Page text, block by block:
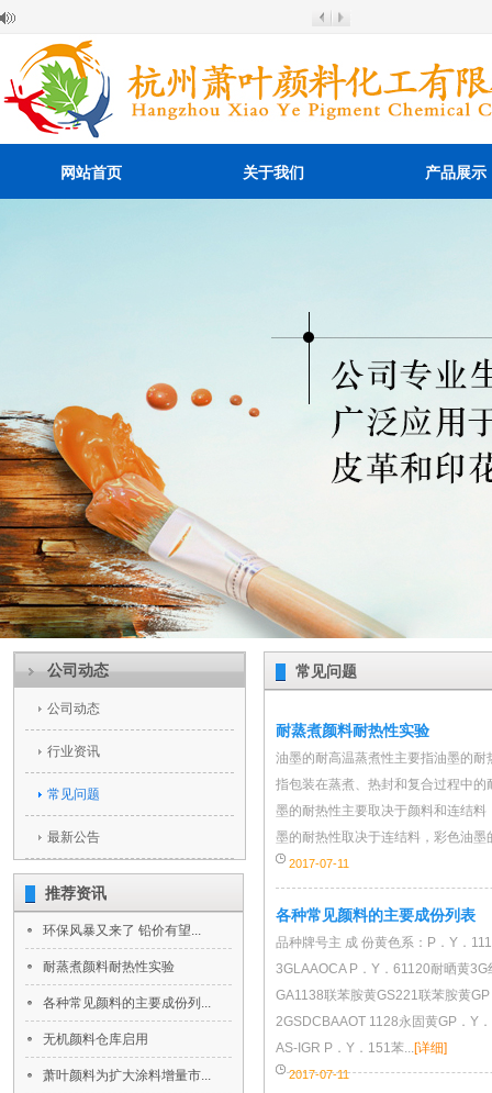
网站首页 关于我们 产品展示
公司动态
公司动态
行业资讯
常见问题
最新公告
推荐资讯
环保风暴又来了 铅价有望...
耐蒸煮颜料耐热性实验
各种常见颜料的主要成份列...
无机颜料仓库启用
萧叶颜料为扩大涂料增量市...
常见问题
耐蒸煮颜料耐热性实验
油墨的耐高温蒸煮性主要指油墨的
指包装在蒸煮、热封和复合过程中
墨的耐热性主要取决于颜料和连结
墨的耐热性取决于连结料，彩色油
2017-07-11
各种常见颜料的主要成份列表
品种牌号主 成 份黄色系：P．Y．
3GLAAOCA P．Y．61120耐晒黄
GA1138联苯胺黄GS221联苯胺黄
2GSDCBAAOT 1128永固黄GP．Y
AS-IGR P．Y．151苯...[详细]
2017-07-11